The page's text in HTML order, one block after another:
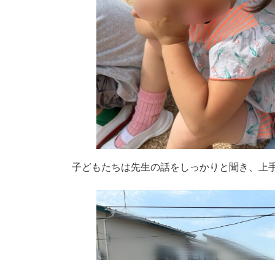
子どもたちは先生の話をしっかりと聞き、上